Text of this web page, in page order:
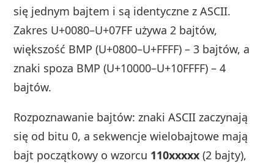
się jednym bajtem i są identyczne z ASCII.
Zakres U+0080–U+07FF używa 2 bajtów,
większość BMP (U+0800–U+FFFF) – 3 bajtów, a
znaki spoza BMP (U+10000–U+10FFFF) – 4
bajtów.
Rozpoznawanie bajtów: znaki ASCII zaczynają
się od bitu 0, a sekwencje wielobajtowe mają
bajt początkowy o wzorcu 110xxxxx (2 bajty),